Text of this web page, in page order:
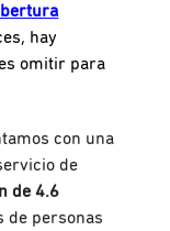
hay
omitir para
con una
de
de 4.6
de personas